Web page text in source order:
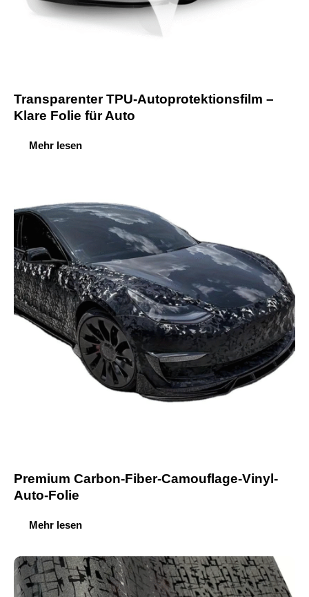
Transparenter TPU-Autoprotektionsfilm –
Klare Folie für Auto
Mehr lesen
Premium Carbon-Fiber-Camouflage-Vinyl-
Auto-Folie
Mehr lesen